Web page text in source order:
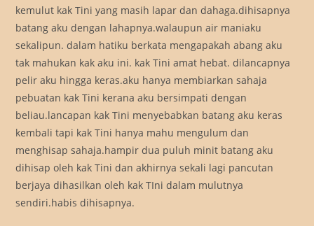
kemulut kak Tini yang masih lapar dan dahaga.dihisapnya
batang aku dengan lahapnya.walaupun air maniaku
sekalipun. dalam hatiku berkata mengapakah abang aku
tak mahukan kak aku ini. kak Tini amat hebat. dilancapnya
pelir aku hingga keras.aku hanya membiarkan sahaja
pebuatan kak Tini kerana aku bersimpati dengan
beliau.lancapan kak Tini menyebabkan batang aku keras
kembali tapi kak Tini hanya mahu mengulum dan
menghisap sahaja.hampir dua puluh minit batang aku
dihisap oleh kak Tini dan akhirnya sekali lagi pancutan
berjaya dihasilkan oleh kak TIni dalam mulutnya
sendiri.habis dihisapnya.